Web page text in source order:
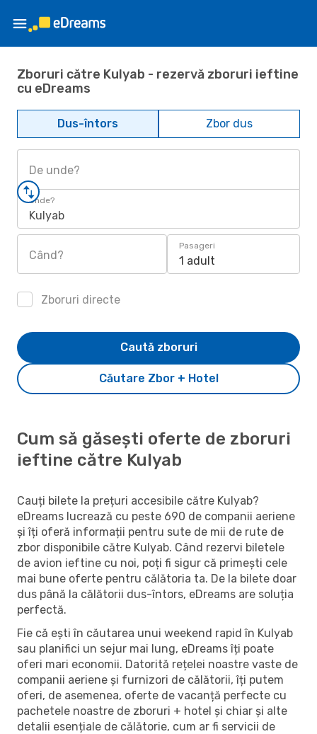
Zboruri către Kulyab - rezervă zboruri ieftine
cu eDreams
Dus-întors Zbor dus
De unde?
Unde?
Kulyab
Când?
Pasageri
1 adult
Zboruri directe
Căutare Zbor + Hotel
Caută zboruri
Cum să găsești oferte de zboruri
ieftine către Kulyab
Cauți bilete la prețuri accesibile către Kulyab?
eDreams lucrează cu peste 690 de companii aeriene
și îți oferă informații pentru sute de mii de rute de
zbor disponibile către Kulyab. Când rezervi biletele
de avion ieftine cu noi, poți fi sigur că primești cele
mai bune oferte pentru călătoria ta. De la bilete doar
dus până la călătorii dus-întors, eDreams are soluția
perfectă.
Fie că ești în căutarea unui weekend rapid în Kulyab
sau planifici un sejur mai lung, eDreams îți poate
oferi mari economii. Datorită rețelei noastre vaste de
companii aeriene și furnizori de călătorii, îți putem
oferi, de asemenea, oferte de vacanță perfecte cu
pachetele noastre de zboruri + hotel și chiar și alte
detalii esențiale de călătorie, cum ar fi servicii de